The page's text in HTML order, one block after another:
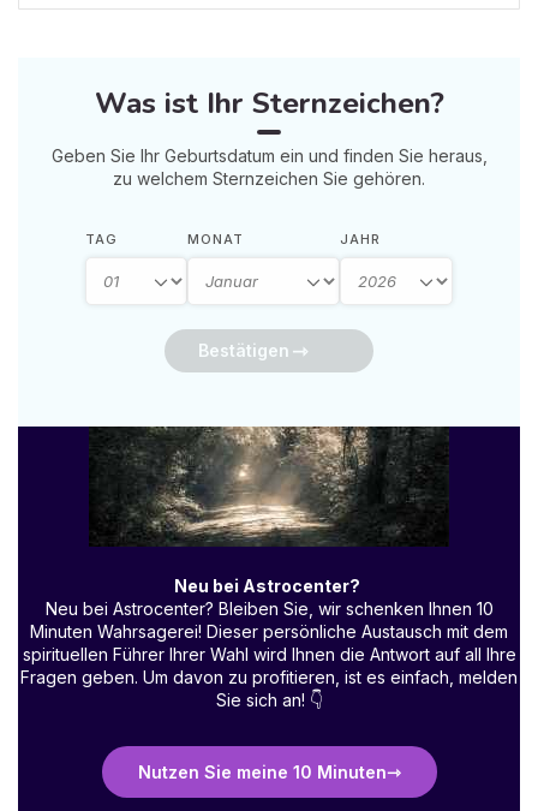
Was ist Ihr Sternzeichen?
Geben Sie Ihr Geburtsdatum ein und finden Sie heraus,
zu welchem Sternzeichen Sie gehören.
TAG MONAT JAHR
Bestätigen
Neu bei Astrocenter?
Neu bei Astrocenter? Bleiben Sie, wir schenken Ihnen 10
Minuten Wahrsagerei! Dieser persönliche Austausch mit dem
spirituellen Führer Ihrer Wahl wird Ihnen die Antwort auf all Ihre
Fragen geben. Um davon zu profitieren, ist es einfach, melden
Sie sich an! 👇
Nutzen Sie meine 10 Minuten